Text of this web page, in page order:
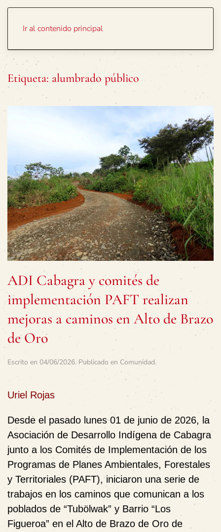
Ir al contenido principal
Etiqueta: alumbrado público
ADI Cabagra y comités de
implementación PAFT realizan
mejoras a caminos en Alto de Brazo
de Oro
Escrito en 04/06/2026. Publicado en Comunidad.
Uriel Rojas
Desde el pasado lunes 01 de junio de 2026, la
Asociación de Desarrollo Indígena de Cabagra
junto a los Comités de Implementación de los
Programas de Planes Ambientales, Forestales
y Territoriales (PAFT), iniciaron una serie de
trabajos en los caminos que comunican a los
poblados de “Tubölwak” y Barrio “Los
Figueroa” en el Alto de Brazo de Oro de